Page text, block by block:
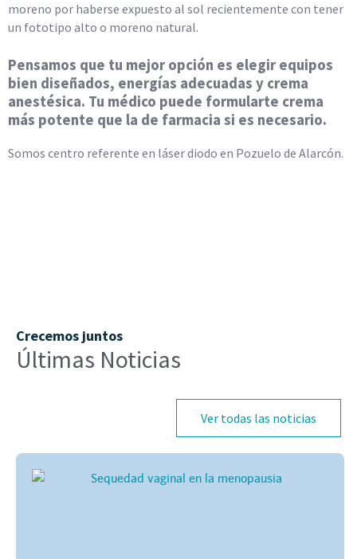
moreno por haberse expuesto al sol recientemente con tener
un fototipo alto o moreno natural.
Pensamos que tu mejor opción es elegir equipos
bien diseñados, energías adecuadas y crema
anestésica. Tu médico puede formularte crema
más potente que la de farmacia si es necesario.
Somos centro referente en láser diodo en Pozuelo de Alarcón.
Crecemos juntos
Últimas Noticias
Ver todas las noticias